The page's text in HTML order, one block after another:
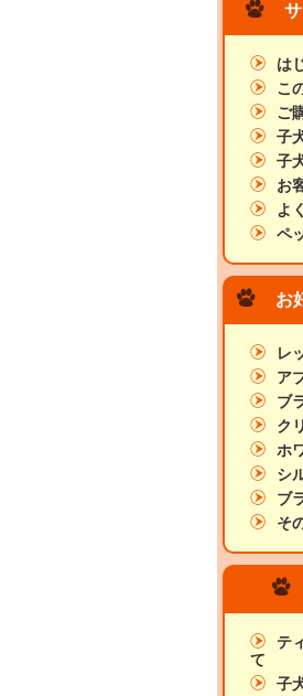
は
こ
ご
子
子
お
よ
ペ
お
レ
ア
ブ
ク
ホ
シ
ブ
そ
テ
て
子